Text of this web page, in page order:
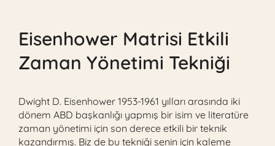
Eisenhower Matrisi Etkili
Zaman Yönetimi Tekniği
Dwight D. Eisenhower 1953-1961 yılları arasında iki
dönem ABD başkanlığı yapmış bir isim ve literatüre
zaman yönetimi için son derece etkili bir teknik
kazandırmış. Biz de bu tekniği senin için kaleme